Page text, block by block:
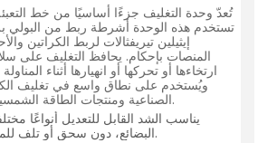
تُعدّ وحدة التغليف جزءًا أساسيًا من خط
تستخدم هذه الوحدة أشرطة ربط من البولي
إيثيلين تيريفثالات لربط الكراتين
المنصات بإحكام. يحافظ التغليف على
ارتخاءها أو تحركها أو انهيارها أثناء
ويُستخدم على نطاق واسع في تغليف
الصناعية ومنتجات الطاقة الشمسية والمواد المعبأة.
يناسب الشد القابل للتعديل أنواعًا
البضائع، دون سحق أو تلف للمنتجات.